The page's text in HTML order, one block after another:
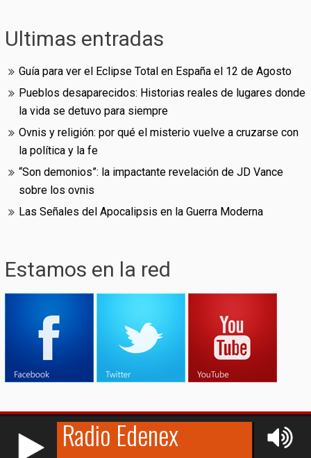
Ultimas entradas
Guía para ver el Eclipse Total en España el 12 de Agosto
Pueblos desaparecidos: Historias reales de lugares donde
la vida se detuvo para siempre
Ovnis y religión: por qué el misterio vuelve a cruzarse con
la política y la fe
“Son demonios”: la impactante revelación de JD Vance
sobre los ovnis
Las Señales del Apocalipsis en la Guerra Moderna
Estamos en la red
RCAST.NET
© (2009-2026)Edenex